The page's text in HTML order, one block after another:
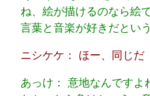
ね、絵が描けるのなら絵
言葉と音楽が好きだとい
ニシケケ： ほー、同じだ
あっけ： 意地なんですよ